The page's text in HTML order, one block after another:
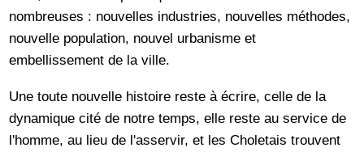
nombreuses : nouvelles industries, nouvelles méthodes,
nouvelle population, nouvel urbanisme et
embellissement de la ville.
Une toute nouvelle histoire reste à écrire, celle de la
dynamique cité de notre temps, elle reste au service de
l'homme, au lieu de l'asservir, et les Choletais trouvent